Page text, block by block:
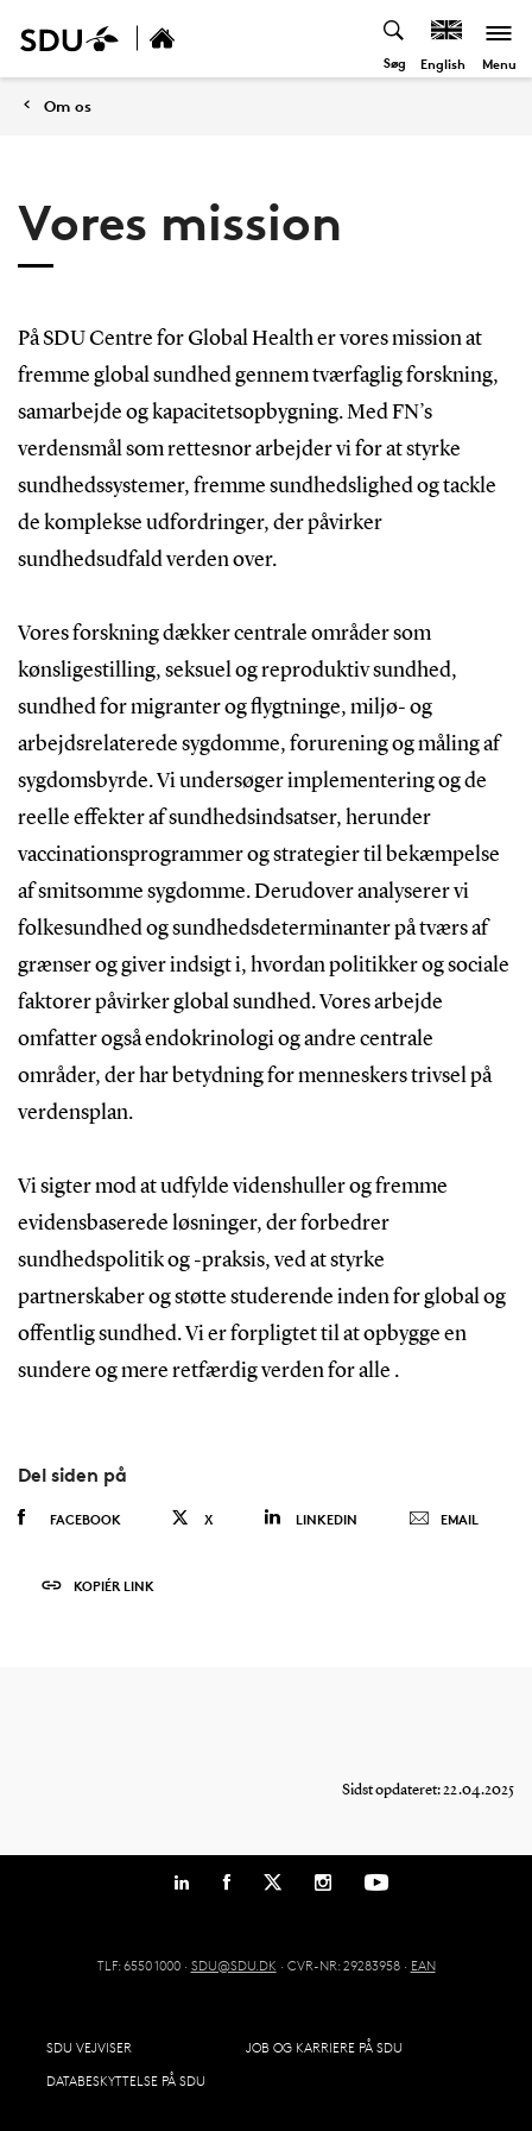
Søg English Menu
Om os
Vores mission
På SDU Centre for Global Health er vores mission at
fremme global sundhed gennem tværfaglig forskning,
samarbejde og kapacitetsopbygning. Med FN’s
verdensmål som rettesnor arbejder vi for at styrke
sundhedssystemer, fremme sundhedslighed og tackle
de komplekse udfordringer, der påvirker
sundhedsudfald verden over.
Vores forskning dækker centrale områder som
kønsligestilling, seksuel og reproduktiv sundhed,
sundhed for migranter og flygtninge, miljø- og
arbejdsrelaterede sygdomme, forurening og måling af
sygdomsbyrde. Vi undersøger implementering og de
reelle effekter af sundhedsindsatser, herunder
vaccinationsprogrammer og strategier til bekæmpelse
af smitsomme sygdomme. Derudover analyserer vi
folkesundhed og sundhedsdeterminanter på tværs af
grænser og giver indsigt i, hvordan politikker og sociale
faktorer påvirker global sundhed. Vores arbejde
omfatter også endokrinologi og andre centrale
områder, der har betydning for menneskers trivsel på
verdensplan.
Vi sigter mod at udfylde videnshuller og fremme
evidensbaserede løsninger, der forbedrer
sundhedspolitik og -praksis, ved at styrke
partnerskaber og støtte studerende inden for global og
offentlig sundhed. Vi er forpligtet til at opbygge en
sundere og mere retfærdig verden for alle .
Del siden på
FACEBOOK X LINKEDIN EMAIL
KOPIÉR LINK
Sidst opdateret: 22.04.2025
TLF: 6550 1000 · SDU@SDU.DK · CVR-NR: 29283958 · EAN
SDU VEJVISER
JOB OG KARRIERE PÅ SDU
DATABESKYTTELSE PÅ SDU